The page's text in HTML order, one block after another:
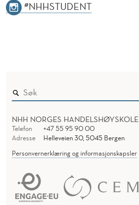
#NHHSTUDENT
NHH NORGES HANDELSHØYSKOLE
Telefon
+47 55 95 90 00
Adresse
Helleveien 30, 5045 Bergen
Personvernerklæring og informasjonskapsler